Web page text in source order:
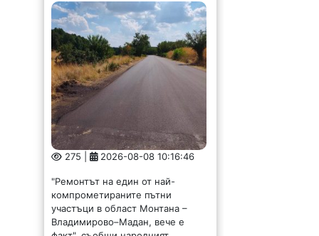
275 | 2026-08-08 10:16:46
"Ремонтът на един от най-
компрометираните пътни
участъци в област Монтана –
Владимирово–Мадан, вече е